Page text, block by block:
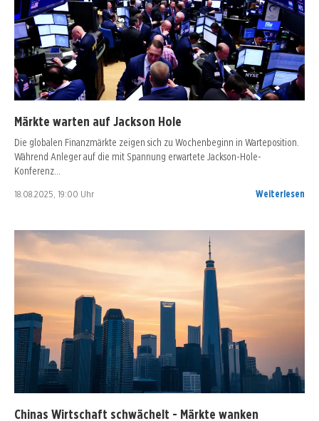
Märkte warten auf Jackson Hole
Die globalen Finanzmärkte zeigen sich zu Wochenbeginn in Warteposition.
Während Anleger auf die mit Spannung erwartete Jackson-Hole-
Konferenz…
18.08.2025, 19:00 Uhr Weiterlesen
Chinas Wirtschaft schwächelt - Märkte wanken